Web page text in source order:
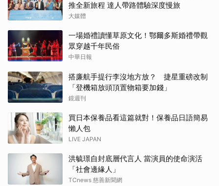
推全新旅程 達人帶路體驗深度慢旅
大媒體
一場婚禮讀懂草原文化！鄂爾多斯婚禮帶觀
眾穿越千年民俗
中華日報
搭廉航手提行李沒地方放？ 捷星重磅改制
「登機箱放頭頂置物箱要加錢」
鏡週刊
買日本保養品看這篇就對！保養品日語簡易
懶人包
LIVE JAPAN
洪毓璟自封底層代言人 當演員的使命演活
「社會邊緣人」
TCnews 慈善新聞網